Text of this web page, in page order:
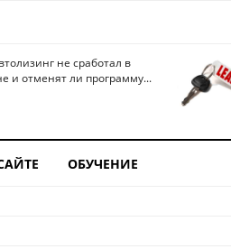
не сработал в
и отменят ли программу...
ОБУЧЕНИЕ